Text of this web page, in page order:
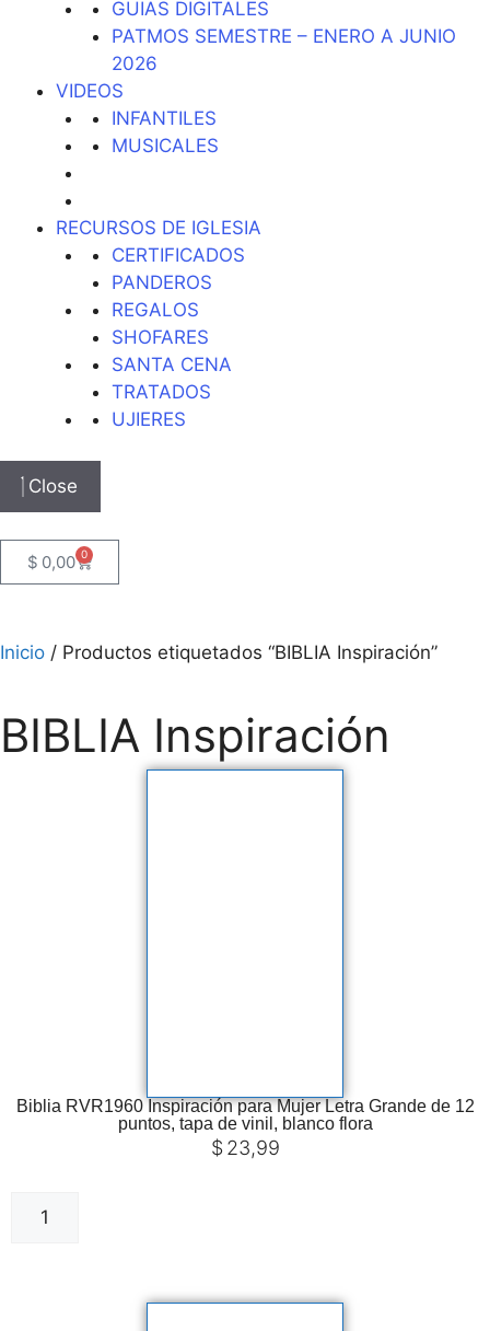
GUIAS DIGITALES
PATMOS SEMESTRE – ENERO A JUNIO
2026
VIDEOS
INFANTILES
MUSICALES
RECURSOS DE IGLESIA
CERTIFICADOS
PANDEROS
REGALOS
SHOFARES
SANTA CENA
TRATADOS
UJIERES
Close
$ 0,00 0
Inicio / Productos etiquetados “BIBLIA Inspiración”
BIBLIA Inspiración
Biblia RVR1960 Inspiración para Mujer Letra Grande de 12
puntos, tapa de vinil, blanco flora
$ 23,99